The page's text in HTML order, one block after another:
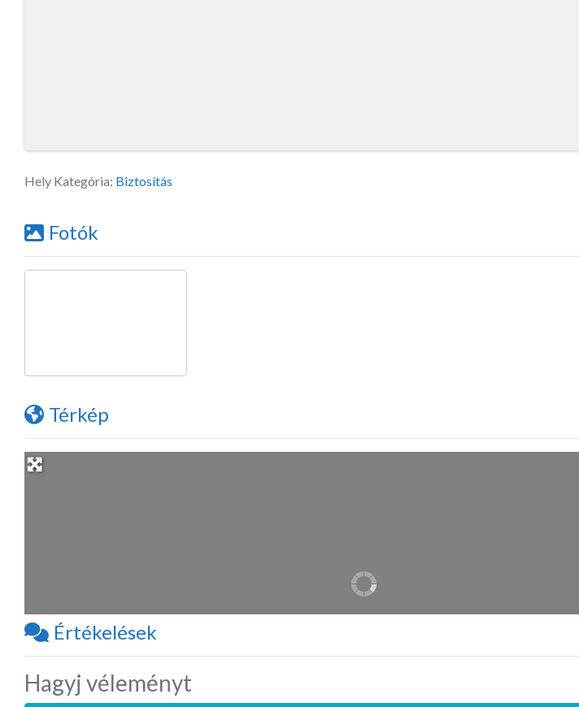
Hely Kategória: Biztosítás
Fotók
Térkép
Értékelések
Hagyj véleményt